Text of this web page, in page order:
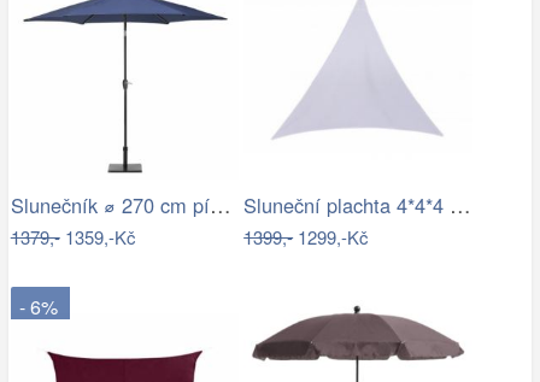
Slunečník ⌀ 270 cm pískově béžový VARESE
1379,-1359,-Kč
Sluneční plachta 4*4*4 m bílá
1399,-1299,-Kč
- 6%